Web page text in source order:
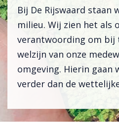
Bij De Rijswaard staan
milieu. Wij zien het als
verantwoording om bij
welzijn van onze
omgeving. Hierin gaan
verder dan de